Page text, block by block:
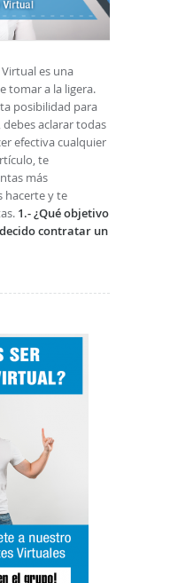
es una
tomar a la ligera.
posibilidad para
aclarar todas
efectiva cualquier
te
más
hacerte y te
1.- ¿Qué objetivo
contratar un